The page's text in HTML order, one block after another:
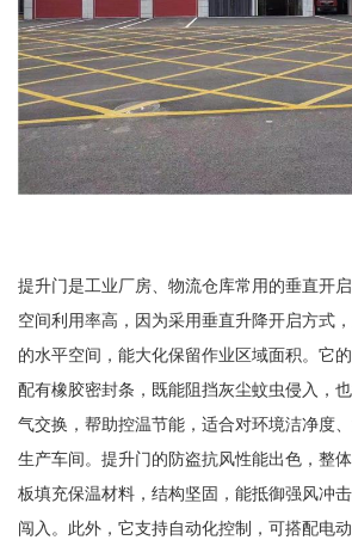
提升门是工业厂房、物流仓库常用的垂直开
空间利用率高，因为采用垂直升降开启方式
的水平空间，能大化保留作业区域面积。它
配有橡胶密封条，既能阻挡灰尘蚊虫侵入，
气交换，帮助控温节能，适合对环境洁净度
生产车间。提升门的防盗抗风性能出色，整
板填充保温材料，结构坚固，能抵御强风冲
闯入。此外，它支持自动化控制，可搭配电